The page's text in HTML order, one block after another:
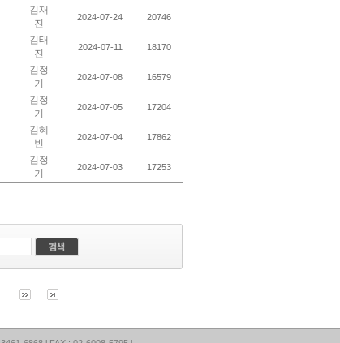
김재
진
2024-07-24 20746
김태
진
2024-07-11 18170
김정
기
2024-07-08 16579
김정
기
2024-07-05 17204
김혜
빈
2024-07-04 17862
김정
기
2024-07-03 17253